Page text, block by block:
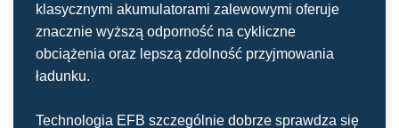
klasycznymi akumulatorami zalewowymi oferuje
znacznie wyższą odporność na cykliczne
obciążenia oraz lepszą zdolność przyjmowania
ładunku.
Technologia EFB szczególnie dobrze sprawdza się